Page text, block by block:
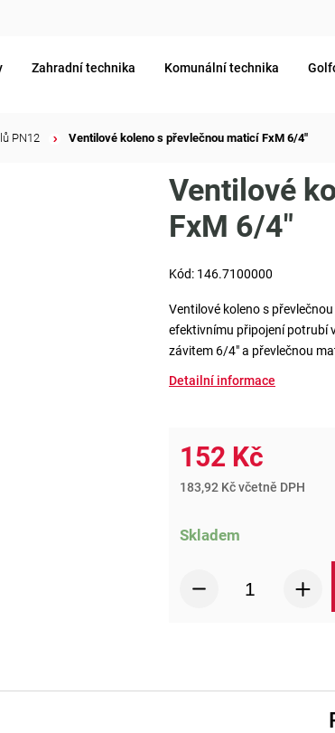
Zahradní technika Komunální technika
PN12 Ventilové koleno s převlečnou maticí FxM 6/4"
Ventilové
FxM 6/4"
Kód: 146.7100000
Ventilové koleno s
efektivnímu připojení potrubí
závitem 6/4" a převlečnou
Detailní informace
152 Kč
183,92 Kč včetně DPH
Skladem